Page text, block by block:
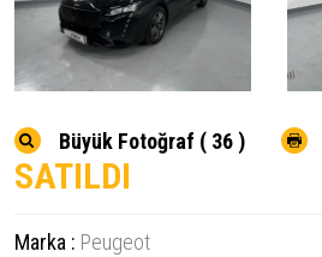
Büyük Fotoğraf ( 36 )
SATILDI
Marka : Peugeot